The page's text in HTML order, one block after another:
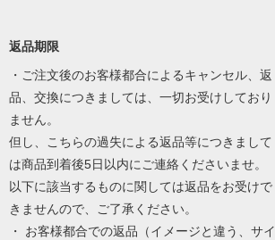
返品期限
・ご注文後のお客様都合によるキャンセル、返
品、交換につきましては、一切お受けしており
ません。
但し、こちらの過失による返品等につきまして
は商品到着後5日以内にご連絡くださいませ。
以下に該当するものに関しては返品をお受けで
きませんので、ご了承ください。
・ お客様都合での返品（イメージと違う、サイ